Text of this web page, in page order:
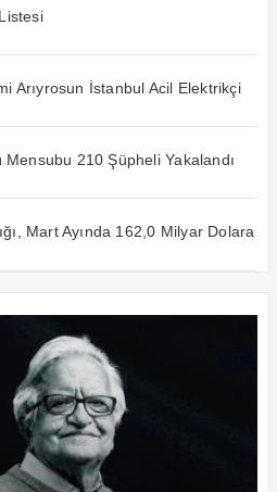
Arıyrosun İstanbul Acil Elektrikçi
Mensubu 210 Şüpheli Yakalandı
Mart Ayında 162,0 Milyar Dolara